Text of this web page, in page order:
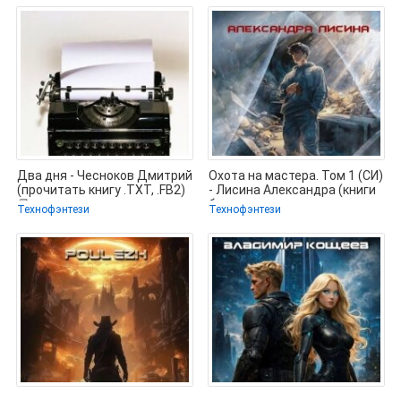
Два дня - Чесноков Дмитрий
(прочитать книгу .TXT, .FB2)
📗
Технофэнтези
Охота на мастера. Том 1 (СИ)
- Лисина Александра (книги
бесплатно полные версии
Технофэнтези